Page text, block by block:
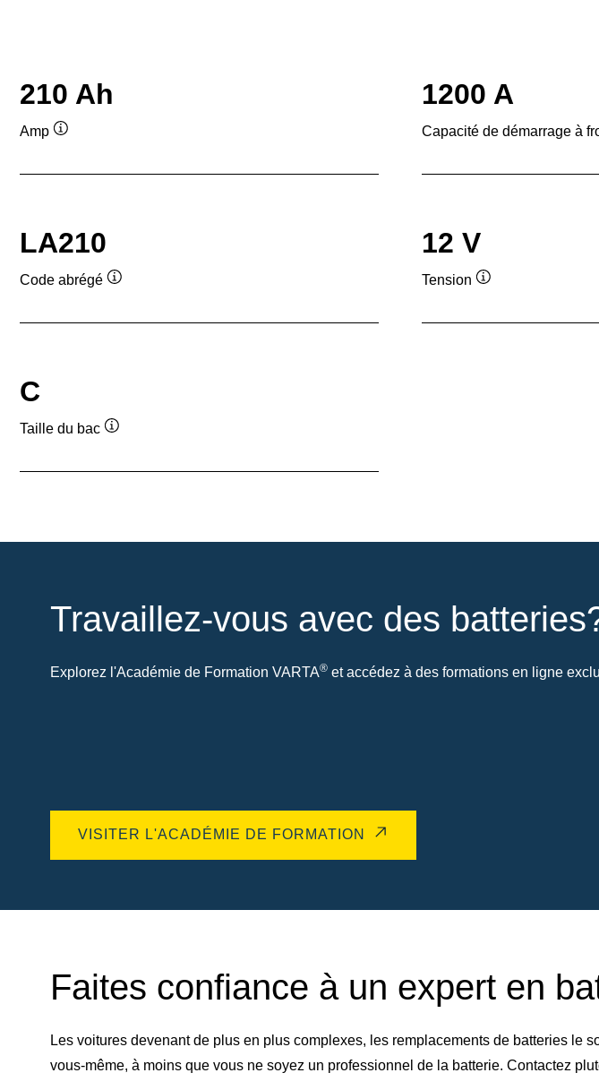
210 Ah
Amp
1200 A
Capacité de démarrage à
LA210
Code abrégé
12 V
Tension
C
Taille du bac
Travaillez-vous avec des
Explorez l'Académie de Formation VARTA® et accédez à des formations en ligne
VISITER L'ACADÉMIE DE FORMATION
Faites confiance à un expert en
Les voitures devenant de plus en plus complexes, les remplacements de batteries
vous-même, à moins que vous ne soyez un professionnel de la batterie. Contactez